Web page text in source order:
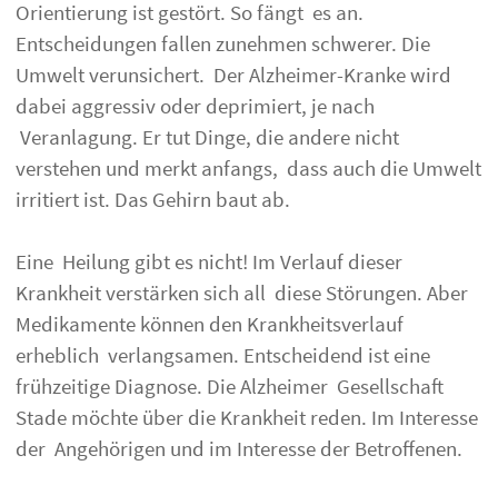
Orientierung ist gestört. So fängt es an.
Entscheidungen fallen zunehmen schwerer. Die
Umwelt verunsichert. Der Alzheimer-Kranke wird
dabei aggressiv oder deprimiert, je nach
Veranlagung. Er tut Dinge, die andere nicht
verstehen und merkt anfangs, dass auch die Umwelt
irritiert ist. Das Gehirn baut ab.
Eine Heilung gibt es nicht! Im Verlauf dieser
Krankheit verstärken sich all diese Störungen. Aber
Medikamente können den Krankheitsverlauf
erheblich verlangsamen. Entscheidend ist eine
frühzeitige Diagnose. Die Alzheimer Gesellschaft
Stade möchte über die Krankheit reden. Im Interesse
der Angehörigen und im Interesse der Betroffenen.